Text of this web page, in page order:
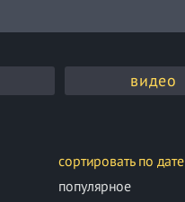
видео
сортировать по дате
популярное